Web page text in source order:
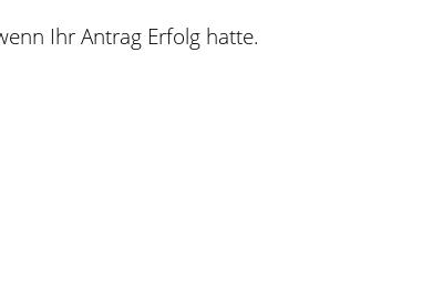
Ihr Antrag Erfolg hatte.